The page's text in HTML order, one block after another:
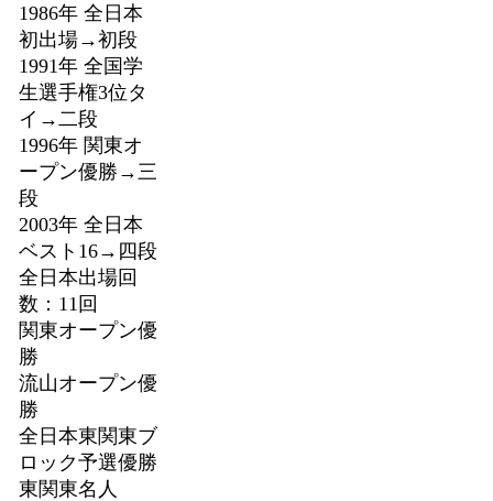
1986年 全日本
初出場→初段
1991年 全国学
生選手権3位タ
イ→二段
1996年 関東オ
ープン優勝→三
段
2003年 全日本
ベスト16→四段
全日本出場回
数：11回
関東オープン優
勝
流山オープン優
勝
全日本東関東ブ
ロック予選優勝
東関東名人